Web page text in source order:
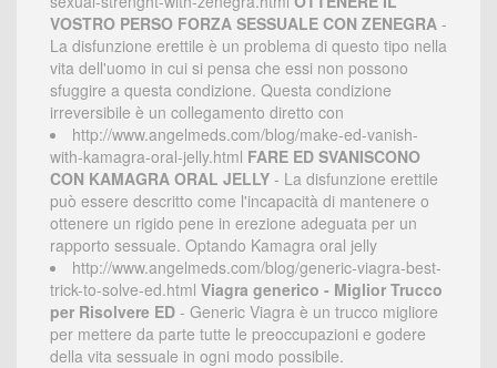
VOSTRO PERSO FORZA SESSUALE CON ZENEGRA -
La disfunzione erettile è un problema di questo tipo nella
vita dell'uomo in cui si pensa che essi non possono
sfuggire a questa condizione. Questa condizione
irreversibile è un collegamento diretto con
http://www.angelmeds.com/blog/make-ed-vanish-
with-kamagra-oral-jelly.html FARE ED SVANISCONO
CON KAMAGRA ORAL JELLY - La disfunzione erettile
può essere descritto come l'incapacità di mantenere o
ottenere un rigido pene in erezione adeguata per un
rapporto sessuale. Optando Kamagra oral jelly
http://www.angelmeds.com/blog/generic-viagra-best-
trick-to-solve-ed.html Viagra generico - Miglior Trucco
per Risolvere ED - Generic Viagra è un trucco migliore
per mettere da parte tutte le preoccupazioni e godere
della vita sessuale in ogni modo possibile.